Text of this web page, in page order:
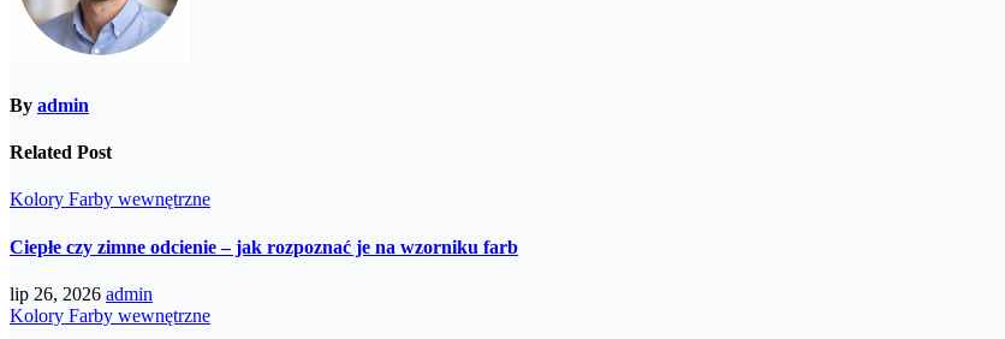
By admin
Related Post
Kolory Farby wewnętrzne
Ciepłe czy zimne odcienie – jak rozpoznać je na wzorniku farb
lip 26, 2026 admin
Kolory Farby wewnętrzne